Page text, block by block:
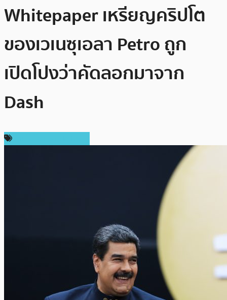
Whitepaper เหรียญคริปโต
ของเวเนซุเอลา Petro ถูก
เปิดโปงว่าคัดลอกมาจาก
Dash